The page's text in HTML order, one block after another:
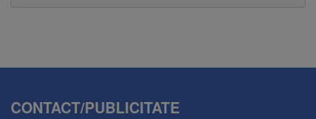
CONTACT/PUBLICITATE